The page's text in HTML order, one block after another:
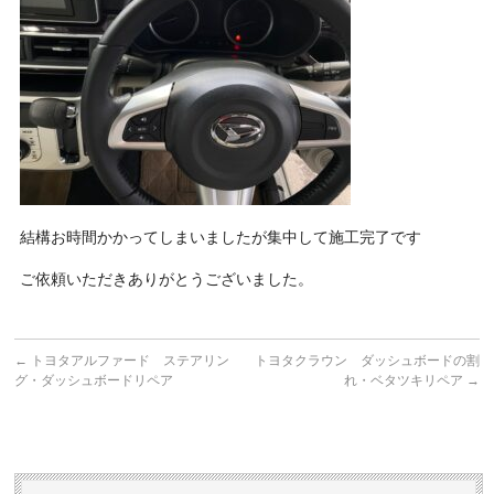
結構お時間かかってしまいましたが集中して施工完了です
ご依頼いただきありがとうございました。
←
トヨタアルファード ステアリン
グ・ダッシュボードリペア
トヨタクラウン ダッシュボードの割
れ・ベタツキリペア →